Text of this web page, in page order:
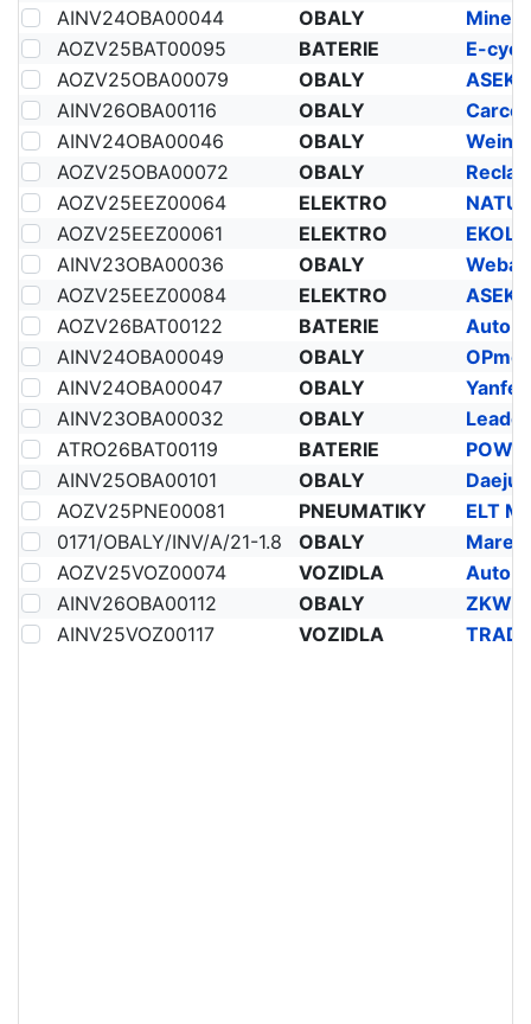
AINV24OBA00044
OBALY
AOZV25BAT00095
BATERIE
E-
AOZV25OBA00079
OBALY
AINV26OBA00116
OBALY
AINV24OBA00046
OBALY
AOZV25OBA00072
OBALY
AOZV25EEZ00064
ELEKTRO
AOZV25EEZ00061
ELEKTRO
AINV23OBA00036
OBALY
AOZV25EEZ00084
ELEKTRO
AOZV26BAT00122
BATERIE
Auto
AINV24OBA00049
OBALY
AINV24OBA00047
OBALY
AINV23OBA00032
OBALY
ATRO26BAT00119
BATERIE
AINV25OBA00101
OBALY
AOZV25PNE00081
PNEUMATIKY
0171/OBALY/INV/A/21-1.8
OBALY
AOZV25VOZ00074
VOZIDLA
Auto
AINV26OBA00112
OBALY
ZKW
AINV25VOZ00117
VOZIDLA